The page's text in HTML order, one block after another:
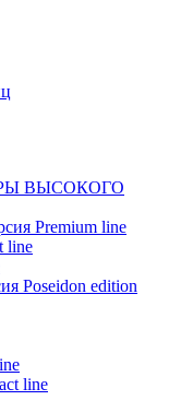
ВЫСОКОГО
Premium line
line
Poseidon edition
line